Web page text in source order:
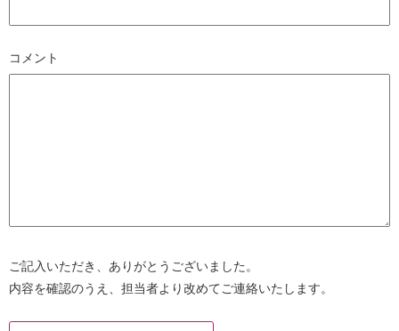
コメント
ご記入いただき、ありがとうございました。
内容を確認のうえ、担当者より改めてご連絡いたします。